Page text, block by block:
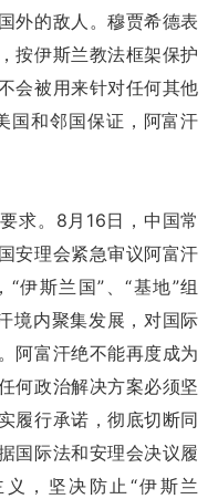
外的敌人。穆贾希德表
按伊斯兰教法框架保护
会被用来针对任何其他
国和邻国保证，阿富汗
求。8月16日，中国常
安理会紧急审议阿富汗
伊斯兰国”、“基地”组
境内聚集发展，对国际
阿富汗绝不能再度成为
何政治解决方案必须坚
履行承诺，彻底切断同
国际法和安理会决议履
，坚决防止“伊斯兰